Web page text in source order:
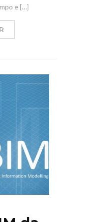
e […]